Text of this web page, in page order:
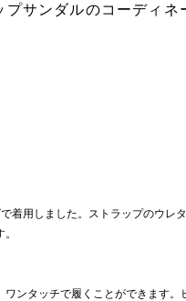
プサンダルのコーディネ
着用しました。ストラップのウレ
ンタッチで履くことができます。